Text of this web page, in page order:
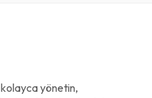
yönetin,